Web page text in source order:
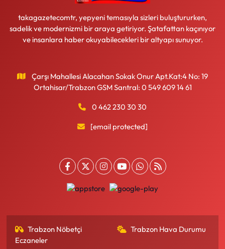
takagazetecomtr, yepyeni temasıyla sizleri buluştururken,
sadelik ve modernizmi bir araya getiriyor. Şatafattan kaçınıyor
ve insanlara haber okuyabilecekleri bir altyapı sunuyor.
Çarşı Mahallesi Alacahan Sokak Onur Apt.Kat:4 No: 19
Ortahisar/Trabzon GSM Santral: 0 549 609 14 61
0 462 230 30 30
[email protected]
Trabzon Nöbetçi
Eczaneler
Trabzon Hava Durumu